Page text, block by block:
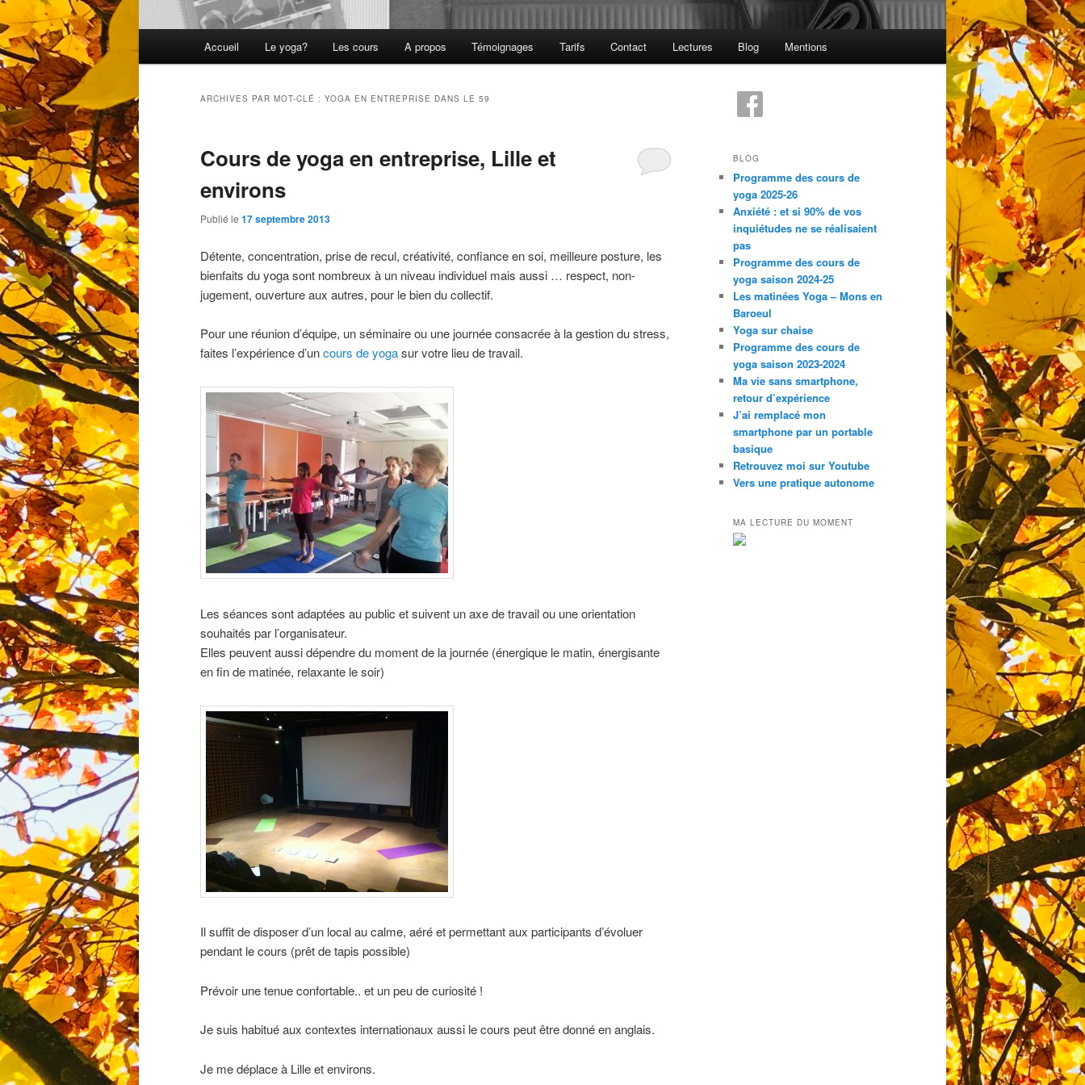
Accueil Le yoga? Les cours A propos Témoignages Tarifs Contact Lectures Blog Mentions
ARCHIVES PAR MOT-CLÉ : YOGA EN ENTREPRISE DANS LE 59
Cours de yoga en entreprise, Lille et
environs
Publié le 17 septembre 2013
Détente, concentration, prise de recul, créativité, confiance en soi, meilleure posture, les
bienfaits du yoga sont nombreux à un niveau individuel mais aussi … respect, non-
jugement, ouverture aux autres, pour le bien du collectif.
Pour une réunion d’équipe, un séminaire ou une journée consacrée à la gestion du stress,
faites l’expérience d’uncours de yogasur votre lieu de travail.
Les séances sont adaptées au public et suivent un axe de travail ou une orientation
souhaités par l’organisateur.
Elles peuvent aussi dépendre du moment de la journée (énergique le matin, énergisante
en fin de matinée, relaxante le soir)
Il suffit de disposer d’un local au calme, aéré et permettant aux participants d’évoluer
pendant le cours (prêt de tapis possible)
Prévoir une tenue confortable.. et un peu de curiosité !
Je suis habitué aux contextes internationaux aussi le cours peut être donné en anglais.
Je me déplace à Lille et environs.
BLOG
Programme des cours de
yoga 2025-26
Anxiété : et si 90% de vos
inquiétudes ne se réalisaient
pas
Programme des cours de
yoga saison 2024-25
Les matinées Yoga – Mons en
Baroeul
Yoga sur chaise
Programme des cours de
yoga saison 2023-2024
Ma vie sans smartphone,
retour d’expérience
J’ai remplacé mon
smartphone par un portable
basique
Retrouvez moi sur Youtube
Vers une pratique autonome
MA LECTURE DU MOMENT